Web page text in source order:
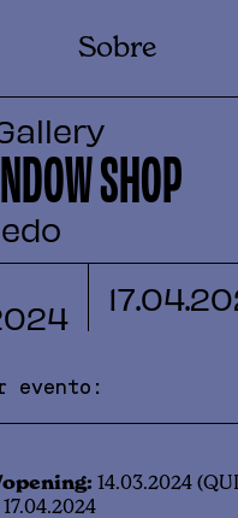
Sobre
SHOP
17.04.
evento:
14.03.2024
17.04.2024